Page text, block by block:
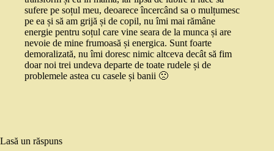
sufere pe soțul meu, deoarece încercând sa o mulțumesc
pe ea și să am grijă și de copil, nu îmi mai rămâne
energie pentru soțul care vine seara de la munca și are
nevoie de mine frumoasă și energica. Sunt foarte
demoralizată, nu îmi doresc nimic altceva decât să fim
doar noi trei undeva departe de toate rudele și de
problemele astea cu casele și banii 🙁
Lasă un răspuns